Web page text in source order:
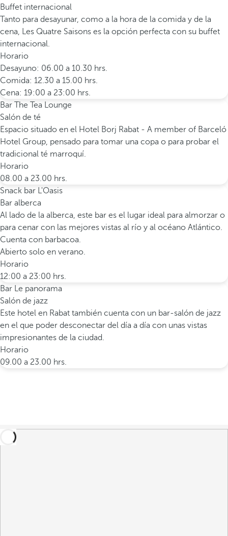
Buffet internacional
Tanto para desayunar, como a la hora de la comida y de la
cena, Les Quatre Saisons es la opción perfecta con su buffet
internacional.
Horario
Desayuno: 06.00 a 10.30 hrs.
Comida: 12.30 a 15.00 hrs.
Cena: 19:00 a 23:00 hrs.
Bar The Tea Lounge
Salón de té
Espacio situado en el Hotel Borj Rabat - A member of Barceló
Hotel Group, pensado para tomar una copa o para probar el
tradicional té marroquí.
Horario
08.00 a 23.00 hrs.
Snack bar L'Oasis
Bar alberca
Al lado de la alberca, este bar es el lugar ideal para almorzar o
para cenar con las mejores vistas al río y al océano Atlántico.
Cuenta con barbacoa.
Abierto solo en verano.
Horario
12:00 a 23:00 hrs.
Bar Le panorama
Salón de jazz
Este hotel en Rabat también cuenta con un bar-salón de jazz
en el que poder desconectar del día a día con unas vistas
impresionantes de la ciudad.
Horario
09.00 a 23.00 hrs.